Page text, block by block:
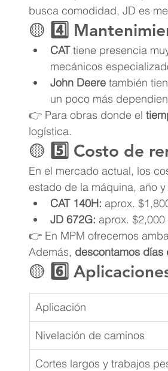
busca comodidad, JD es
🟡 4️⃣
CAT tiene presencia
mecánicos
John Deere también
un poco más
👉 Para obras donde el
logística.
🟡 5️⃣ Costo de
En el mercado actual, los
estado de la máquina, año
CAT 140H: aprox.
JD 672G: aprox.
👉 En MPM ofrecemos
Además, descontamos días
🟡 6️⃣
Aplicación
Nivelación de caminos
Cortes largos y trabajos